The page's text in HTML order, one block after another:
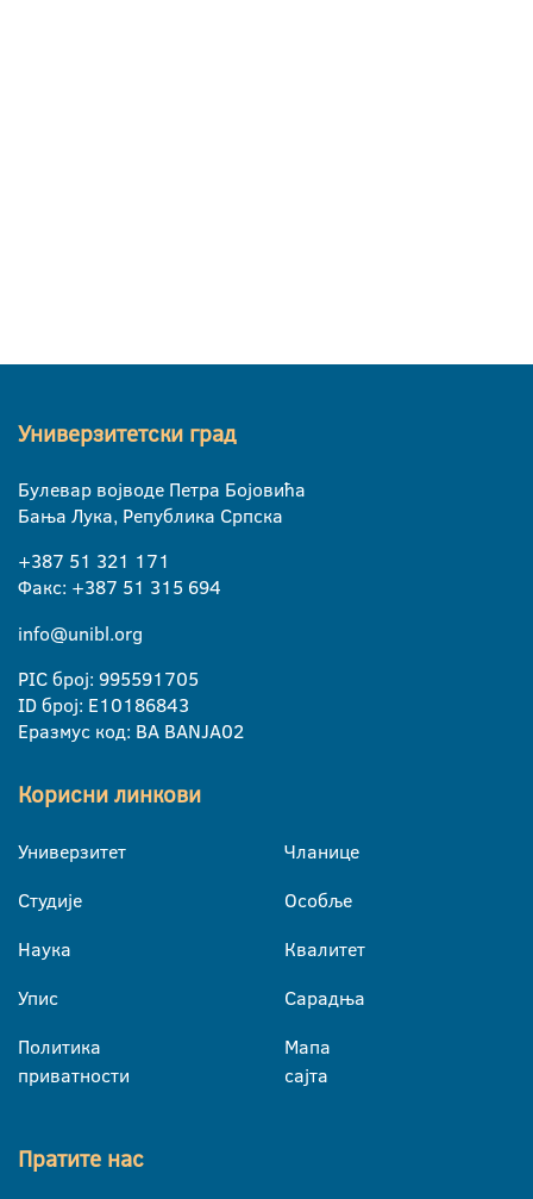
Универзитетски град
Булевар војводе Петра Бојовића
Бања Лука, Република Српска
+387 51 321 171
Факс: +387 51 315 694
info@unibl.org
PIC број: 995591705
ID број: E10186843
Еразмус код: BA BANJA02
Корисни линкови
Универзитет
Студије
Наука
Упис
Политика
приватности
Чланице
Особље
Квалитет
Сарадња
Мапа
сајта
Пратите нас